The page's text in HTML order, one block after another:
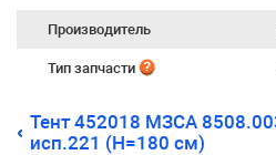
Производитель
Тип запчасти
Тент 452018 МЗСА
исп.221 (Н=180 см)